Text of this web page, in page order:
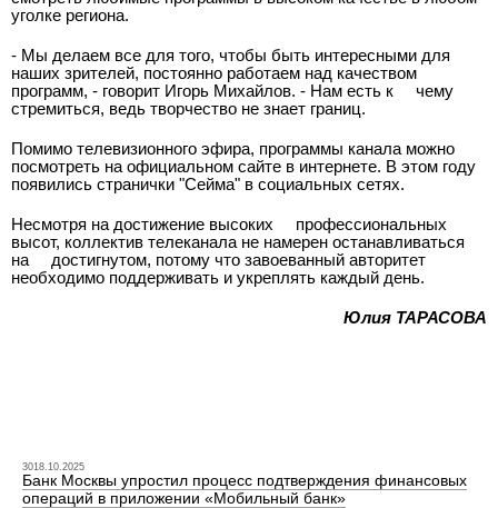
уголке региона.
- Мы делаем все для того, чтобы быть интересными для
наших зрителей, постоянно работаем над качеством
программ, - говорит Игорь Михайлов. - Нам есть к
чему
стремиться, ведь творчество не знает границ.
Помимо телевизионного эфира, программы канала можно
посмотреть на официальном сайте в интернете. В этом году
появились странички "Сейма" в социальных сетях.
Несмотря на достижение высоких
профессиональных
высот, коллектив телеканала не намерен останавливаться
на
достигнутом, потому что завоеванный авторитет
необходимо поддерживать и укреплять каждый день.
Юлия ТАРАСОВА
3018.10.2025
Банк Москвы упростил процесс подтверждения финансовых
операций в приложении «Мобильный банк»